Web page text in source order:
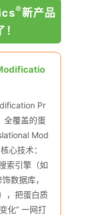
®新产品
Pr
全覆盖的蛋
Mod
心技术：
索引擎（如
数据库，
，把蛋白质
化” 一网打